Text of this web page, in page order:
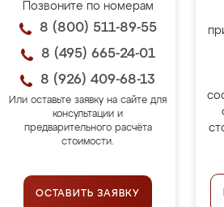
Позвоните по номерам
8 (800) 511-89-55
8 (495) 665-24-01
8 (926) 409-68-13
Или оставьте заявку на сайте для
консультации и
предварительного расчёта
стоимости.
ОСТАВИТЬ ЗАЯВКУ